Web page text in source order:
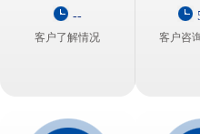
--
客户了解情况 客户咨